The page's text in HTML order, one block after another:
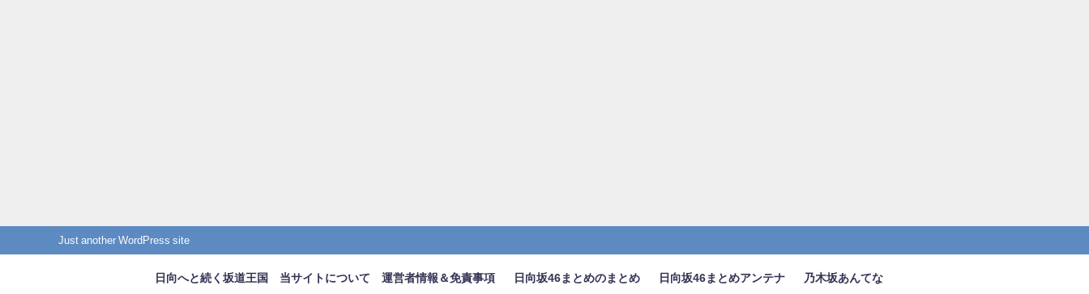
Just another WordPress site
日向へと続く坂道王国 当サイトについて 運営者情報＆免責事項 日向坂46まとめのまとめ 日向坂46まとめアンテナ 乃木坂あんてな